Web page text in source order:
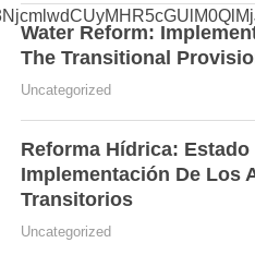
Water Reform:
The Transitional
Uncategorized
Reforma Hídrica: Estado
Implementación De Los
Transitorios
Uncategorized